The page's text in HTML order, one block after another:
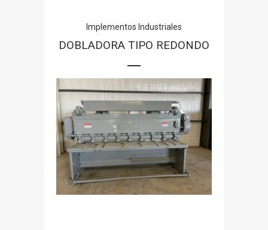
Implementos Industriales
DOBLADORA TIPO REDONDO